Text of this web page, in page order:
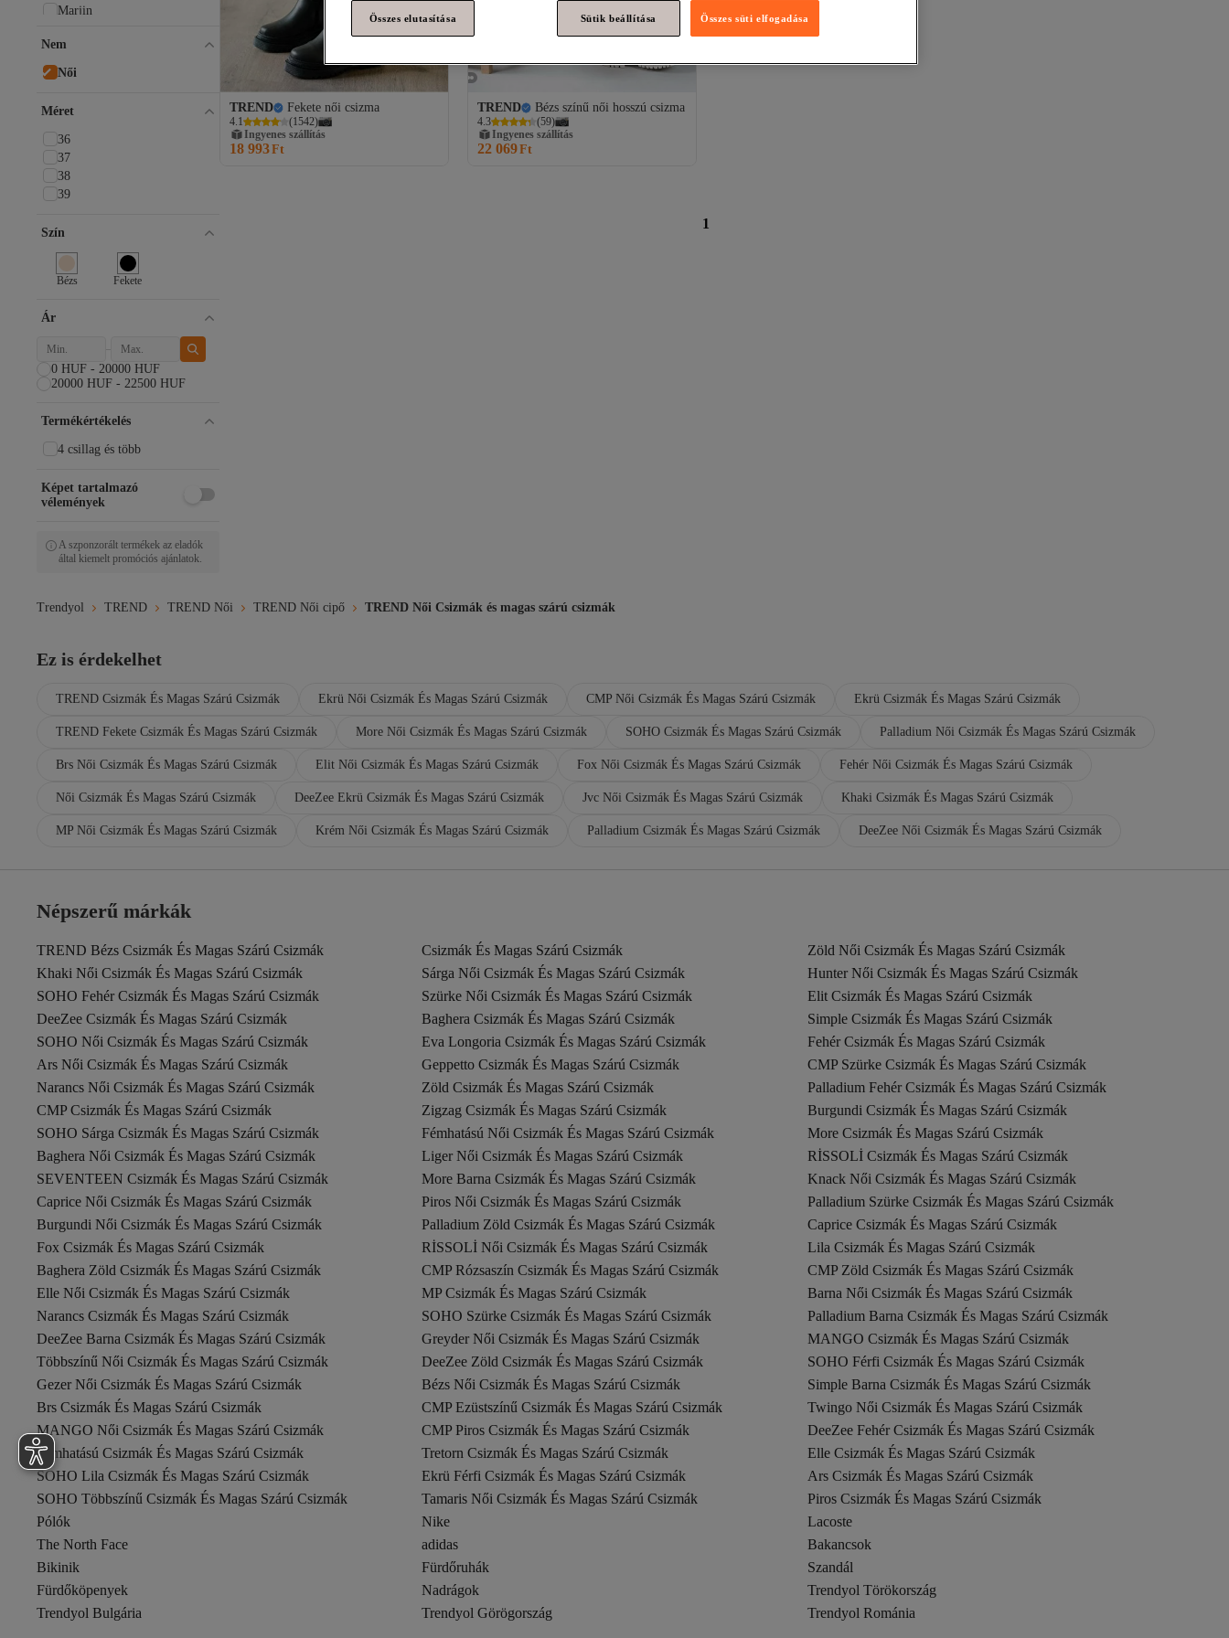
TREND Fekete női csizma
4.1 (1542)
Ingyenes szállítás
18 993Ft
TREND Bézs színű női hosszú csizma
4.3 (59)
Ingyenes szállítás
22 069Ft
1
Marjin
Limeo
Shoeberry
NİŞANTAŞI SHOES
Muggo
Madamra
Skechers
TREND
adidas
Afilli
ALTUNTAŞ
Ars
Art Bella
AYAKKABI PRENSİ
Baghera
Benetton
bescobel
BIG KING
Birkenstock
BOA
Brs
Bulls & Gulls
Calvin Klein
Caterpillar
CHOPPER
CMP
Columbia
CZ London
Daxtors
Deery
Derimod
Deripabuc
derithy
Dilimler Ayakkabı
Dogo
DS AYAKKABI
Dunlop
DUXAL SHOES
eformoda by emre yılmaz
Elit
Elle
EMOYRA
EMU
en7
ENES
Erkan Saçmacı
Fast Step
Fox
Freemax
Fulla Moda
Fullamoda
Geox
Gezer
Gökçe Shoes
Gökhan Talay
Gondol
Greyder
Guess
Guja
Hammer Jack
Nem
Női
Méret
36
37
38
39
Szín
Bézs Fekete
Ár
0 HUF - 20000 HUF
20000 HUF - 22500 HUF
Termékértékelés
4 csillag és több
Képet tartalmazó
vélemények
A szponzorált termékek az eladók
által kiemelt promóciós ajánlatok.
Trendyol TREND TREND Női TREND Női cipő TREND Női Csizmák és magas szárú csizmák
Ez is érdekelhet
TREND Csizmák És Magas Szárú Csizmák Ekrü Női Csizmák És Magas Szárú Csizmák CMP Női Csizmák És Magas Szárú Csizmák Ekrü Csizmák És Magas Szárú Csizmák
TREND Fekete Csizmák És Magas Szárú Csizmák More Női Csizmák És Magas Szárú Csizmák SOHO Csizmák És Magas Szárú Csizmák Palladium Női Csizmák És Magas Szárú Csizmák
Brs Női Csizmák És Magas Szárú Csizmák Elit Női Csizmák És Magas Szárú Csizmák Fox Női Csizmák És Magas Szárú Csizmák Fehér Női Csizmák És Magas Szárú Csizmák
Női Csizmák És Magas Szárú Csizmák DeeZee Ekrü Csizmák És Magas Szárú Csizmák Jvc Női Csizmák És Magas Szárú Csizmák Khaki Csizmák És Magas Szárú Csizmák
MP Női Csizmák És Magas Szárú Csizmák Krém Női Csizmák És Magas Szárú Csizmák Palladium Csizmák És Magas Szárú Csizmák DeeZee Női Csizmák És Magas Szárú Csizmák
Népszerű márkák
TREND Bézs Csizmák És Magas Szárú Csizmák Csizmák És Magas Szárú Csizmák
Zöld Női Csizmák És Magas Szárú Csizmák
Khaki Női Csizmák És Magas Szárú Csizmák
Sárga Női Csizmák És Magas Szárú Csizmák
Hunter Női Csizmák És Magas Szárú Csizmák
SOHO Fehér Csizmák És Magas Szárú Csizmák
Szürke Női Csizmák És Magas Szárú Csizmák
Elit Csizmák És Magas Szárú Csizmák
DeeZee Csizmák És Magas Szárú Csizmák
Baghera Csizmák És Magas Szárú Csizmák
Simple Csizmák És Magas Szárú Csizmák
SOHO Női Csizmák És Magas Szárú Csizmák
Eva Longoria Csizmák És Magas Szárú Csizmák
Fehér Csizmák És Magas Szárú Csizmák
Ars Női Csizmák És Magas Szárú Csizmák
Geppetto Csizmák És Magas Szárú Csizmák
CMP Szürke Csizmák És Magas Szárú Csizmák
Narancs Női Csizmák És Magas Szárú Csizmák
Zöld Csizmák És Magas Szárú Csizmák
Palladium Fehér Csizmák És Magas Szárú Csizmák
CMP Csizmák És Magas Szárú Csizmák
Zigzag Csizmák És Magas Szárú Csizmák
Burgundi Csizmák És Magas Szárú Csizmák
SOHO Sárga Csizmák És Magas Szárú Csizmák
Fémhatású Női Csizmák És Magas Szárú Csizmák
More Csizmák És Magas Szárú Csizmák
Baghera Női Csizmák És Magas Szárú Csizmák
Liger Női Csizmák És Magas Szárú Csizmák
RİSSOLİ Csizmák És Magas Szárú Csizmák
SEVENTEEN Csizmák És Magas Szárú Csizmák
More Barna Csizmák És Magas Szárú Csizmák
Knack Női Csizmák És Magas Szárú Csizmák
Caprice Női Csizmák És Magas Szárú Csizmák
Piros Női Csizmák És Magas Szárú Csizmák
Palladium Szürke Csizmák És Magas Szárú Csizmák
Burgundi Női Csizmák És Magas Szárú Csizmák
Palladium Zöld Csizmák És Magas Szárú Csizmák
Caprice Csizmák És Magas Szárú Csizmák
Fox Csizmák És Magas Szárú Csizmák
RİSSOLİ Női Csizmák És Magas Szárú Csizmák
Lila Csizmák És Magas Szárú Csizmák
Baghera Zöld Csizmák És Magas Szárú Csizmák
CMP Rózsaszín Csizmák És Magas Szárú Csizmák
CMP Zöld Csizmák És Magas Szárú Csizmák
Elle Női Csizmák És Magas Szárú Csizmák
MP Csizmák És Magas Szárú Csizmák
Barna Női Csizmák És Magas Szárú Csizmák
Narancs Csizmák És Magas Szárú Csizmák
SOHO Szürke Csizmák És Magas Szárú Csizmák
Palladium Barna Csizmák És Magas Szárú Csizmák
DeeZee Barna Csizmák És Magas Szárú Csizmák
Greyder Női Csizmák És Magas Szárú Csizmák
MANGO Csizmák És Magas Szárú Csizmák
Többszínű Női Csizmák És Magas Szárú Csizmák
DeeZee Zöld Csizmák És Magas Szárú Csizmák
SOHO Férfi Csizmák És Magas Szárú Csizmák
Gezer Női Csizmák És Magas Szárú Csizmák
Bézs Női Csizmák És Magas Szárú Csizmák
Simple Barna Csizmák És Magas Szárú Csizmák
Brs Csizmák És Magas Szárú Csizmák
CMP Ezüstszínű Csizmák És Magas Szárú Csizmák
Twingo Női Csizmák És Magas Szárú Csizmák
MANGO Női Csizmák És Magas Szárú Csizmák
CMP Piros Csizmák És Magas Szárú Csizmák
DeeZee Fehér Csizmák És Magas Szárú Csizmák
Fémhatású Csizmák És Magas Szárú Csizmák
Tretorn Csizmák És Magas Szárú Csizmák
Elle Csizmák És Magas Szárú Csizmák
SOHO Lila Csizmák És Magas Szárú Csizmák
Ekrü Férfi Csizmák És Magas Szárú Csizmák
Ars Csizmák És Magas Szárú Csizmák
SOHO Többszínű Csizmák És Magas Szárú Csizmák
Tamaris Női Csizmák És Magas Szárú Csizmák
Piros Csizmák És Magas Szárú Csizmák
Pólók
Nike
Lacoste
The North Face
adidas
Bakancsok
Bikinik
Fürdőruhák
Szandál
Fürdőköpenyek
Nadrágok
Trendyol Törökország
Trendyol Bulgária
Trendyol Görögország Trendyol Románia
Összes elutasítása Sütik beállítása Összes süti elfogadása